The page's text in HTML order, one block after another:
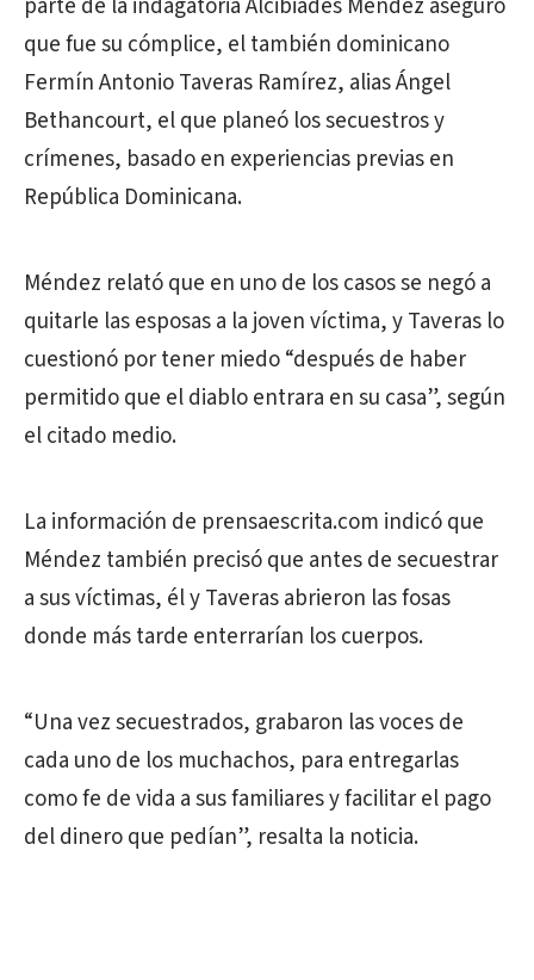
parte de la indagatoria Alcibiades Méndez aseguró
que fue su cómplice, el también dominicano
Fermín Antonio Taveras Ramírez, alias Ángel
Bethancourt, el que planeó los secuestros y
crímenes, basado en experiencias previas en
República Dominicana.
Méndez relató que en uno de los casos se negó a
quitarle las esposas a la joven víctima, y Taveras lo
cuestionó por tener miedo “después de haber
permitido que el diablo entrara en su casa”, según
el citado medio.
La información de prensaescrita.com indicó que
Méndez también precisó que antes de secuestrar
a sus víctimas, él y Taveras abrieron las fosas
donde más tarde enterrarían los cuerpos.
“Una vez secuestrados, grabaron las voces de
cada uno de los muchachos, para entregarlas
como fe de vida a sus familiares y facilitar el pago
del dinero que pedían”, resalta la noticia.